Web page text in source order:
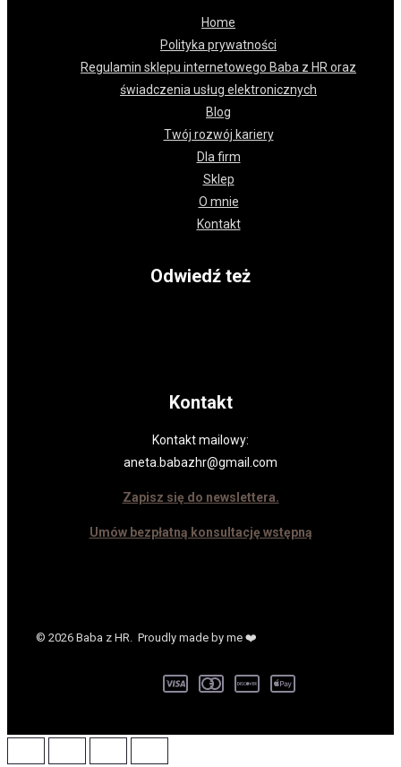
Home
Polityka prywatności
Regulamin sklepu internetowego Baba z HR oraz
świadczenia usług elektronicznych
Blog
Twój rozwój kariery
Dla firm
Sklep
O mnie
Kontakt
Odwiedź też
Kontakt
Kontakt mailowy:
aneta.babazhr@gmail.com
Zapisz się do newslettera.
Umów bezpłatną konsultację wstępną
© 2026 Baba z HR. Proudly made by me ❤️